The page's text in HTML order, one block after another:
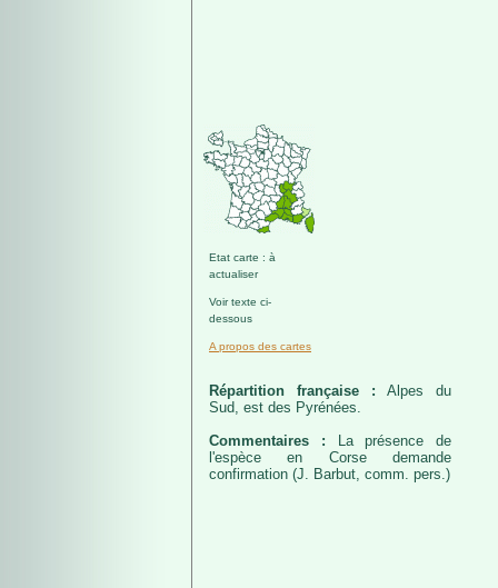
Etat carte : à
actualiser
Voir texte ci-
dessous
A propos des cartes
Répartition française :Alpes du
Sud, est des Pyrénées.
Commentaires :
La présence de
l'espèce en Corse demande
confirmation (J. Barbut, comm. pers.)